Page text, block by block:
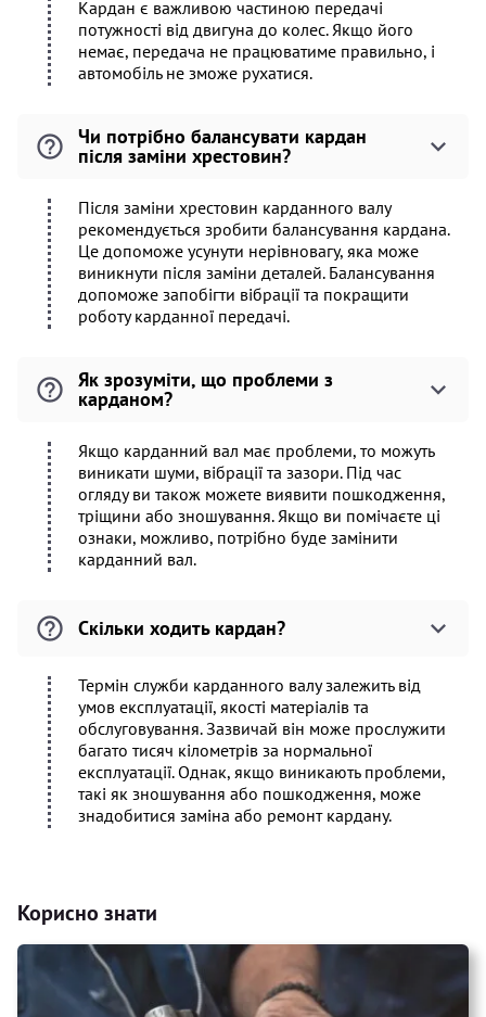
Кардан є важливою частиною передачі
потужності від двигуна до колес. Якщо його
немає, передача не працюватиме правильно, і
автомобіль не зможе рухатися.
Чи потрібно балансувати кардан
після заміни хрестовин?
Після заміни хрестовин карданного валу
рекомендується зробити балансування кардана.
Це допоможе усунути нерівновагу, яка може
виникнути після заміни деталей. Балансування
допоможе запобігти вібрації та покращити
роботу карданної передачі.
Як зрозуміти, що проблеми з
карданом?
Якщо карданний вал має проблеми, то можуть
виникати шуми, вібрації та зазори. Під час
огляду ви також можете виявити пошкодження,
тріщини або зношування. Якщо ви помічаєте ці
ознаки, можливо, потрібно буде замінити
карданний вал.
Скільки ходить кардан?
Термін служби карданного валу залежить від
умов експлуатації, якості матеріалів та
обслуговування. Зазвичай він може прослужити
багато тисяч кілометрів за нормальної
експлуатації. Однак, якщо виникають проблеми,
такі як зношування або пошкодження, може
знадобитися заміна або ремонт кардану.
Корисно знати